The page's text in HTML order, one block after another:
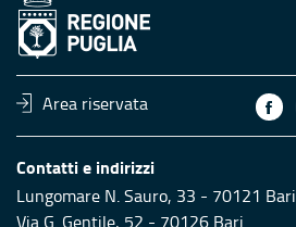
Area riservata
Contatti e indirizzi
Lungomare N. Sauro, 33 - 70121 Bari
Via G. Gentile, 52 - 70126 Bari